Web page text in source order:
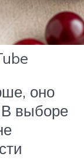
оно
выборе